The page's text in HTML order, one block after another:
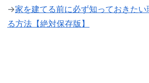
→家を建てる前に必ず知っておきたい
る方法【絶対保存版】